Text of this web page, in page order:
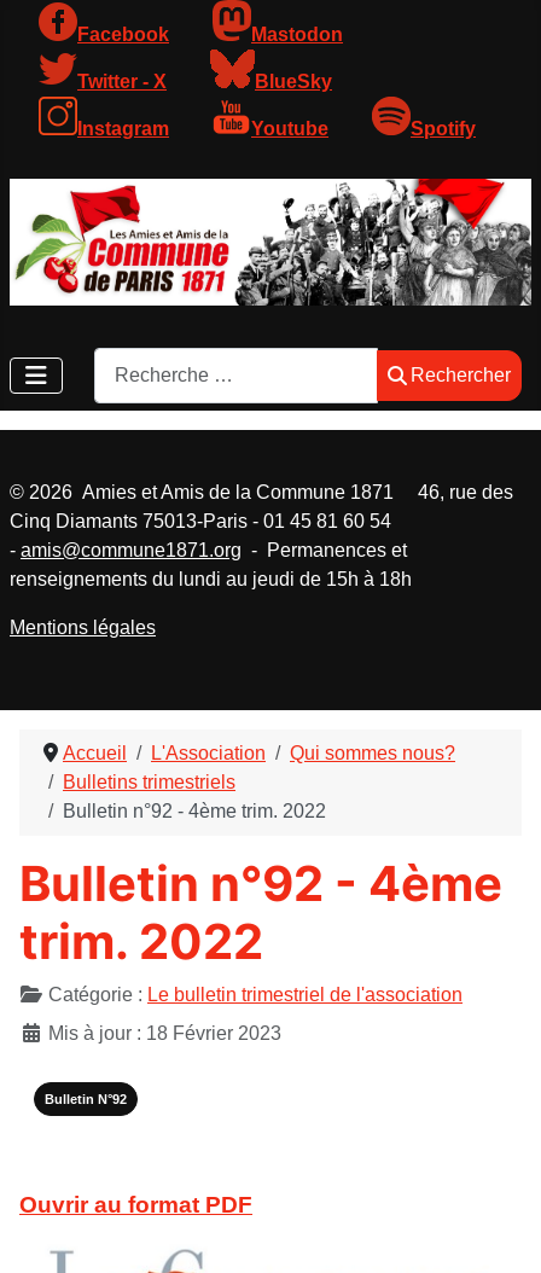
Facebook Mastodon
Twitter - X BlueSky
Instagram Youtube Spotify
Rechercher
Rechercher
Accueil L'Association
Qui sommes nous?
Bulletins trimestriels
Bulletin n°92 - 4ème trim. 2022
Bulletin n°92 - 4ème
trim. 2022
DétailsCatégorie : Le bulletin trimestriel de l'association
Mis à jour : 18 Février 2023
Bulletin N°92
Ouvrir au format PDF
© 2026 Amies et Amis de la Commune 1871 46, rue des
Cinq Diamants 75013-Paris - 01 45 81 60 54
- amis@commune1871.org - Permanences et
renseignements du lundi au jeudi de 15h à 18h
Mentions légales